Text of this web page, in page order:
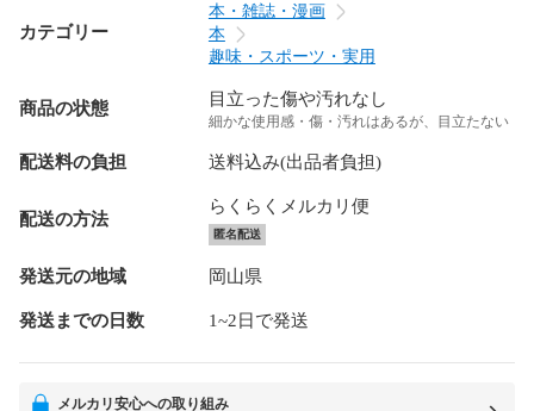
カテゴリー
本・雑誌・漫画
本
趣味・スポーツ・実用
商品の状態 目立った傷や汚れなし
細かな使用感・傷・汚れはあるが、目立たない
配送料の負担 送料込み(出品者負担)
配送の方法
らくらくメルカリ便
匿名配送
発送元の地域 岡山県
発送までの日数 1~2日で発送
メルカリ安心への取り組み